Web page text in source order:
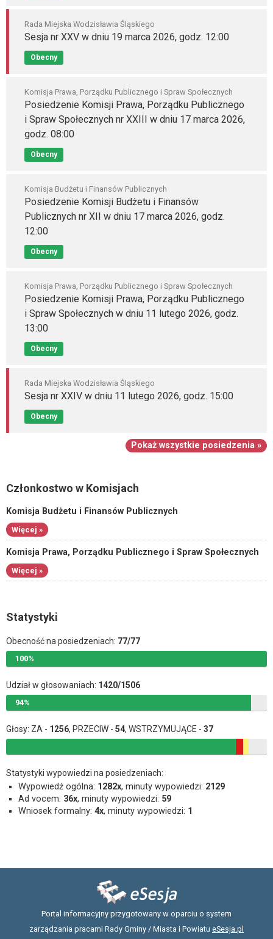
Rada Miejska Wodzisławia Śląskiego
Sesja nr XXV w dniu 19 marca 2026, godz. 12:00
Obecny
Komisja Prawa, Porządku Publicznego i Spraw Społecznych
Posiedzenie Komisji Prawa, Porządku Publicznego
i Spraw Społecznych nr XXIII w dniu 17 marca 2026,
godz. 08:00
Obecny
Komisja Budżetu i Finansów Publicznych
Posiedzenie Komisji Budżetu i Finansów
Publicznych nr XII w dniu 17 marca 2026, godz.
12:00
Obecny
Komisja Prawa, Porządku Publicznego i Spraw Społecznych
Posiedzenie Komisji Prawa, Porządku Publicznego
i Spraw Społecznych w dniu 11 lutego 2026, godz.
13:00
Obecny
Rada Miejska Wodzisławia Śląskiego
Sesja nr XXIV w dniu 11 lutego 2026, godz. 15:00
Obecny
Pokaż wszystkie posiedzenia »
Członkostwo w Komisjach
Komisja Budżetu i Finansów Publicznych
Więcej »
Komisja Prawa, Porządku Publicznego i Spraw Społecznych
Więcej »
Statystyki
Obecność na posiedzeniach: 77/77
100%
Udział w głosowaniach: 1420/1506
94%
Głosy: ZA - 1256, PRZECIW - 54, WSTRZYMUJĄCE - 37
Statystyki wypowiedzi na posiedzeniach:
Wypowiedź ogólna: 1282x, minuty wypowiedzi: 2129
Ad vocem: 36x, minuty wypowiedzi: 59
Wniosek formalny: 4x, minuty wypowiedzi: 1
Portal informacyjny przygotowany w oparciu o system
zarządzania pracami Rady Gminy / Miasta i Powiatu eSesja.pl